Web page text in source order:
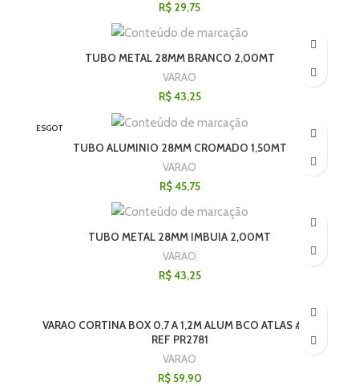
R$ 29,75
TUBO METAL 28MM BRANCO 2,00MT
VARAO
R$43,25
ESGOT
TUBO ALUMINIO 28MM CROMADO 1,50MT
VARAO
R$45,75
TUBO METAL 28MM IMBUIA 2,00MT
VARAO
R$43,25
VARAO CORTINA BOX 0,7 A 1,2M ALUM BCO ATLAS #V –
REF PR2781
VARAO
R$59,90